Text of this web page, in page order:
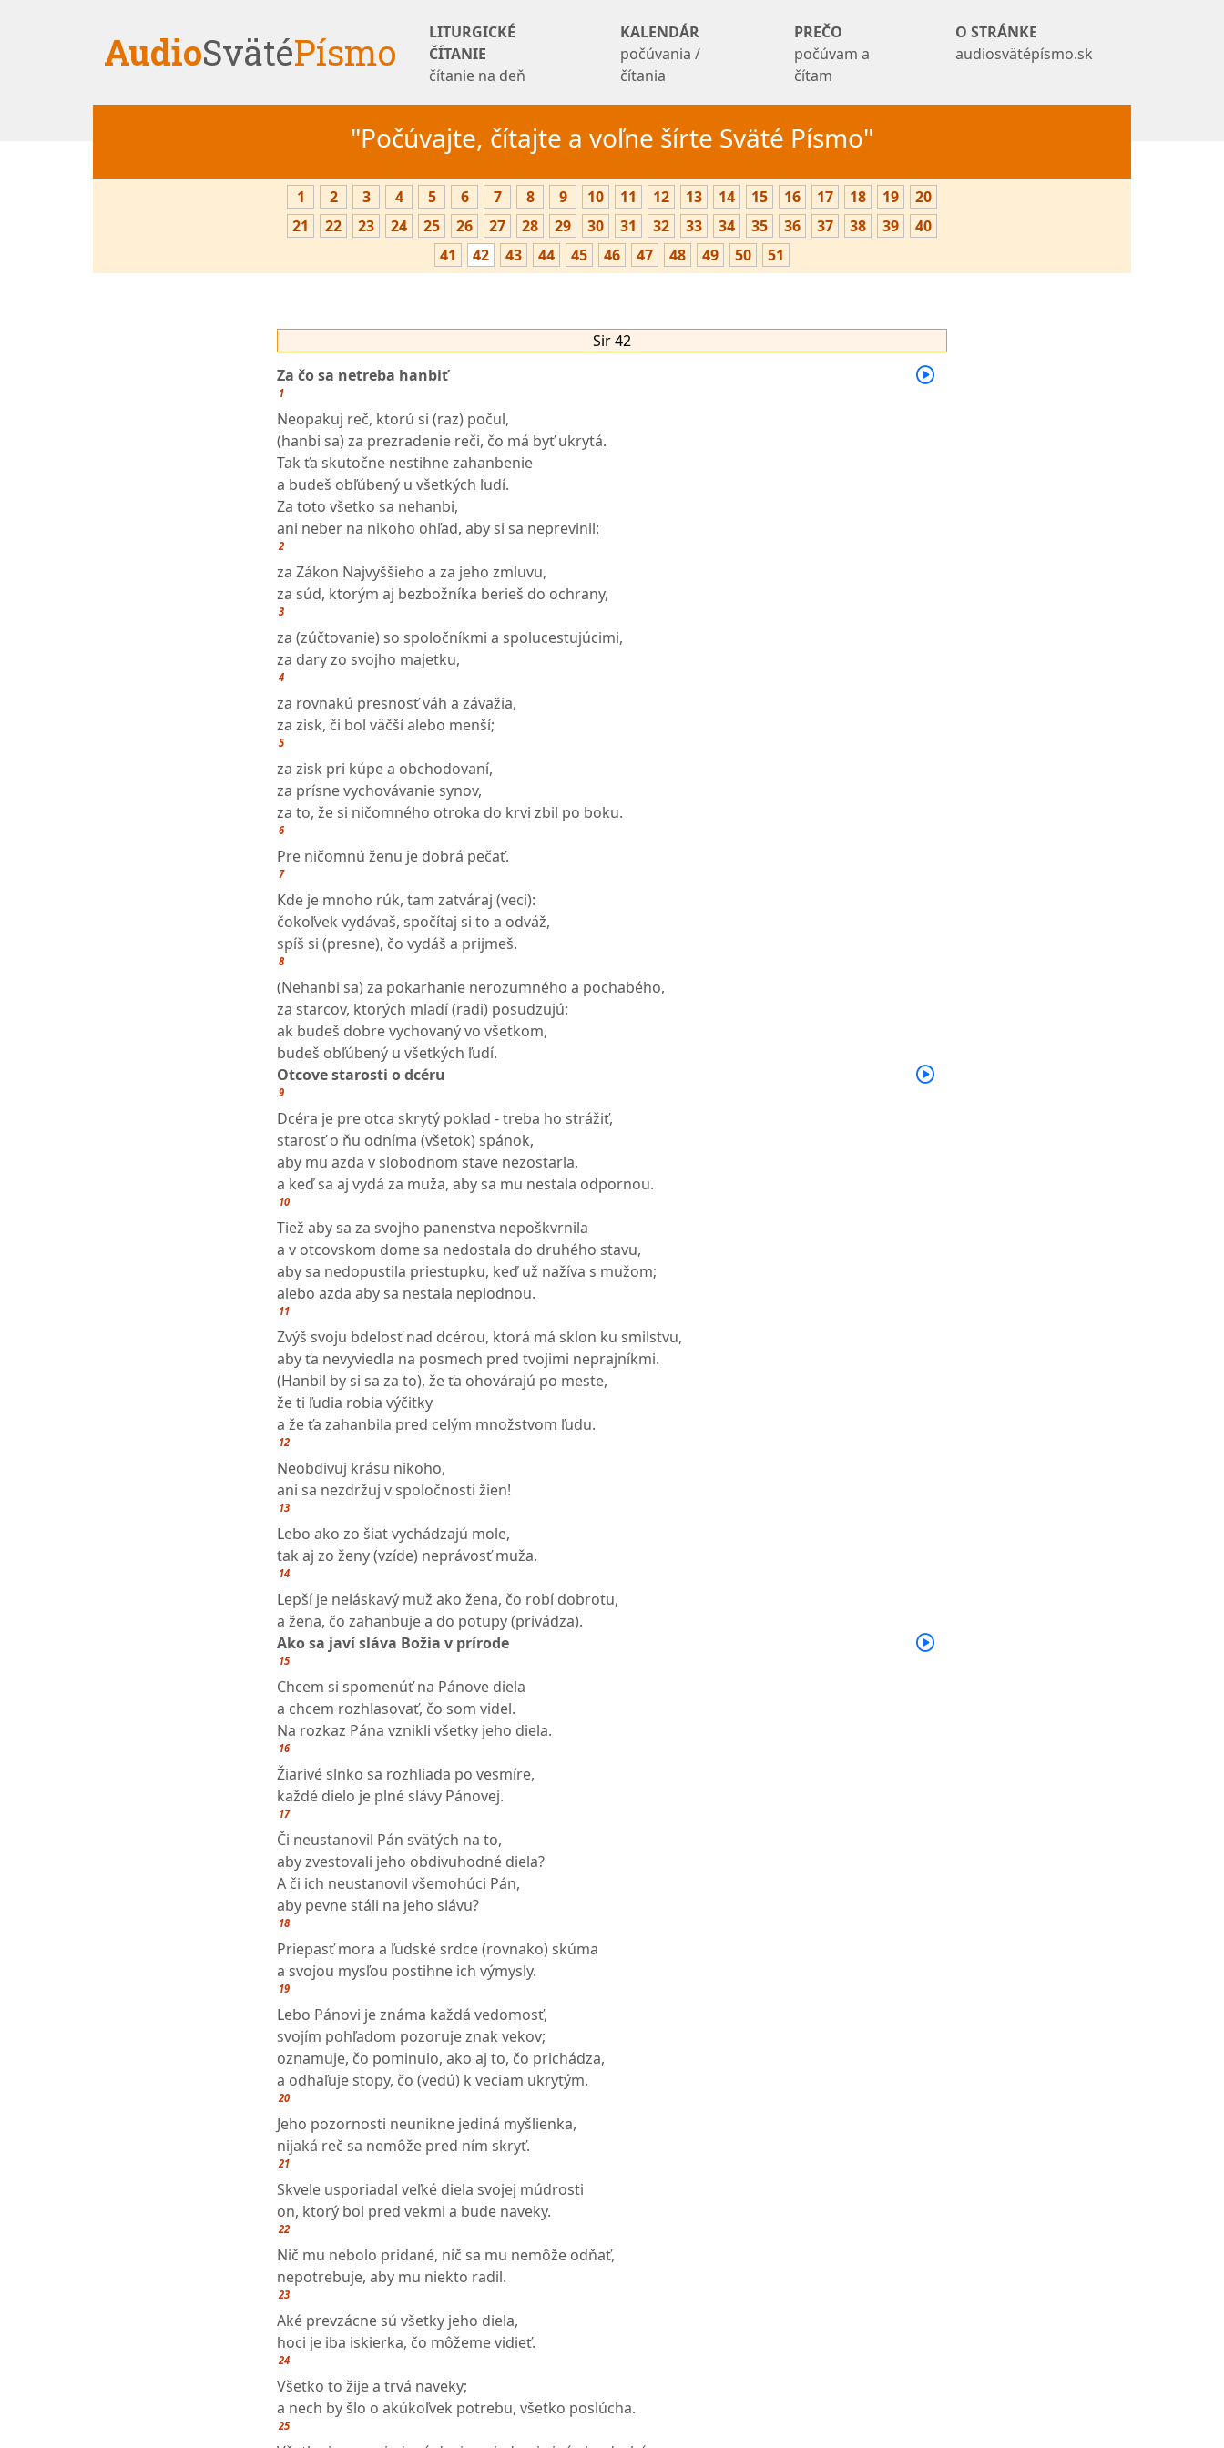
AudioSvätéPísmo
LITURGICKÉ
ČÍTANIE
čítanie na deň
KALENDÁR
počúvania /
čítania
PREČO
počúvam a
čítam
O STRÁNKE
audiosvätépísmo.sk
"Počúvajte, čítajte a voľne šírte Sväté Písmo"
1 2 3 4 5 6 7 8 9 10 11 12 13 14 15 16 17 18 19
20
21
22 23 24 25 26 27 28 29 30 31 32 33 34 35 36 37 38 39
40
41
42 43 44 45 46 47 48 49 50 51
Sir 42
Za čo sa netreba hanbiť
1
Neopakuj reč, ktorú si (raz) počul,
(hanbi sa) za prezradenie reči, čo má byť ukrytá.
Tak ťa skutočne nestihne zahanbenie
a budeš obľúbený u všetkých ľudí.
Za toto všetko sa nehanbi,
ani neber na nikoho ohľad, aby si sa neprevinil:
2
za Zákon Najvyššieho a za jeho zmluvu,
za súd, ktorým aj bezbožníka berieš do ochrany,
3
za (zúčtovanie) so spoločníkmi a spolucestujúcimi,
za dary zo svojho majetku,
4
za rovnakú presnosť váh a závažia,
za zisk, či bol väčší alebo menší;
5
za zisk pri kúpe a obchodovaní,
za prísne vychovávanie synov,
za to, že si ničomného otroka do krvi zbil po boku.
6
Pre ničomnú ženu je dobrá pečať.
7
Kde je mnoho rúk, tam zatváraj (veci):
čokoľvek vydávaš, spočítaj si to a odváž,
spíš si (presne), čo vydáš a prijmeš.
8
(Nehanbi sa) za pokarhanie nerozumného a pochabého,
za starcov, ktorých mladí (radi) posudzujú:
ak budeš dobre vychovaný vo všetkom,
budeš obľúbený u všetkých ľudí.
Otcove starosti o dcéru
9
Dcéra je pre otca skrytý poklad - treba ho strážiť,
starosť o ňu odníma (všetok) spánok,
aby mu azda v slobodnom stave nezostarla,
a keď sa aj vydá za muža, aby sa mu nestala odpornou.
10
Tiež aby sa za svojho panenstva nepoškvrnila
a v otcovskom dome sa nedostala do druhého stavu,
aby sa nedopustila priestupku, keď už nažíva s mužom;
alebo azda aby sa nestala neplodnou.
11
Zvýš svoju bdelosť nad dcérou, ktorá má sklon ku smilstvu,
aby ťa nevyviedla na posmech pred tvojimi neprajníkmi.
(Hanbil by si sa za to), že ťa ohovárajú po meste,
že ti ľudia robia výčitky
a že ťa zahanbila pred celým množstvom ľudu.
12
Neobdivuj krásu nikoho,
ani sa nezdržuj v spoločnosti žien!
13
Lebo ako zo šiat vychádzajú mole,
tak aj zo ženy (vzíde) neprávosť muža.
14
Lepší je neláskavý muž ako žena, čo robí dobrotu,
a žena, čo zahanbuje a do potupy (privádza).
Ako sa javí sláva Božia v prírode
15
Chcem si spomenúť na Pánove diela
a chcem rozhlasovať, čo som videl.
Na rozkaz Pána vznikli všetky jeho diela.
16
Žiarivé slnko sa rozhliada po vesmíre,
každé dielo je plné slávy Pánovej.
17
Či neustanovil Pán svätých na to,
aby zvestovali jeho obdivuhodné diela?
A či ich neustanovil všemohúci Pán,
aby pevne stáli na jeho slávu?
18
Priepasť mora a ľudské srdce (rovnako) skúma
a svojou mysľou postihne ich výmysly.
19
Lebo Pánovi je známa každá vedomosť,
svojím pohľadom pozoruje znak vekov;
oznamuje, čo pominulo, ako aj to, čo prichádza,
a odhaľuje stopy, čo (vedú) k veciam ukrytým.
20
Jeho pozornosti neunikne jediná myšlienka,
nijaká reč sa nemôže pred ním skryť.
21
Skvele usporiadal veľké diela svojej múdrosti
on, ktorý bol pred vekmi a bude naveky.
22
Nič mu nebolo pridané, nič sa mu nemôže odňať,
nepotrebuje, aby mu niekto radil.
23
Aké prevzácne sú všetky jeho diela,
hoci je iba iskierka, čo môžeme vidieť.
24
Všetko to žije a trvá naveky;
a nech by šlo o akúkoľvek potrebu, všetko poslúcha.
25